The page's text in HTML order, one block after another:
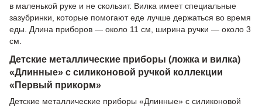
в маленькой руке и не скользит. Вилка имеет специальные
зазубринки, которые помогают еде лучше держаться во время
еды. Длина приборов — около 11 см, ширина ручки — около 3
см.
Детские металлические приборы (ложка и вилка)
«Длинные» с силиконовой ручкой коллекции
«Первый прикорм»
Детские металлические приборы «Длинные» с силиконовой